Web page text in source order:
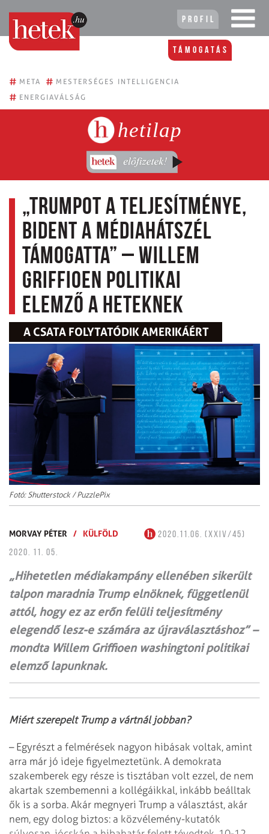
Profil
Támogatás
# META # MESTERSÉGES INTELLIGENCIA
# ENERGIAVÁLSÁG
hetilap
„Trumpot a teljesítménye,
Bident a médiahátszél
támogatta” – Willem
Griffioen politikai
elemző a Heteknek
A CSATA FOLYTATÓDIK AMERIKÁÉRT
Fotó: Shutterstock / PuzzlePix
MORVAY PÉTER / KÜLFÖLD
2020.11.06. (XXIV/45)
2020. 11. 05.
„Hihetetlen médiakampány ellenében sikerült
talpon maradnia Trump elnöknek, függetlenül
attól, hogy ez az erőn felüli teljesítmény
elegendő lesz-e számára az újraválasztáshoz” –
mondta Willem Griffioen washingtoni politikai
elemző lapunknak.
Miért szerepelt Trump a vártnál jobban?
– Egyrészt a felmérések nagyon hibásak voltak, amint
arra már jó ideje figyelmeztetünk. A demokrata
szakemberek egy része is tisztában volt ezzel, de nem
akartak szembemenni a kollégáikkal, inkább beálltak
ők is a sorba. Akár megnyeri Trump a választást, akár
nem, egy dolog biztos: a közvélemény-kutatók